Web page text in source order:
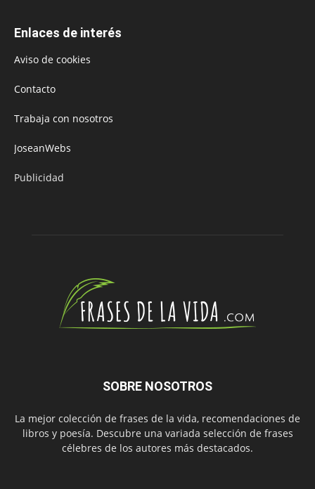
Enlaces de interés
Aviso de cookies
Contacto
Trabaja con nosotros
JoseanWebs
Publicidad
SOBRE NOSOTROS
La mejor colección de frases de la vida, recomendaciones de
libros y poesía. Descubre una variada selección de frases
célebres de los autores más destacados.